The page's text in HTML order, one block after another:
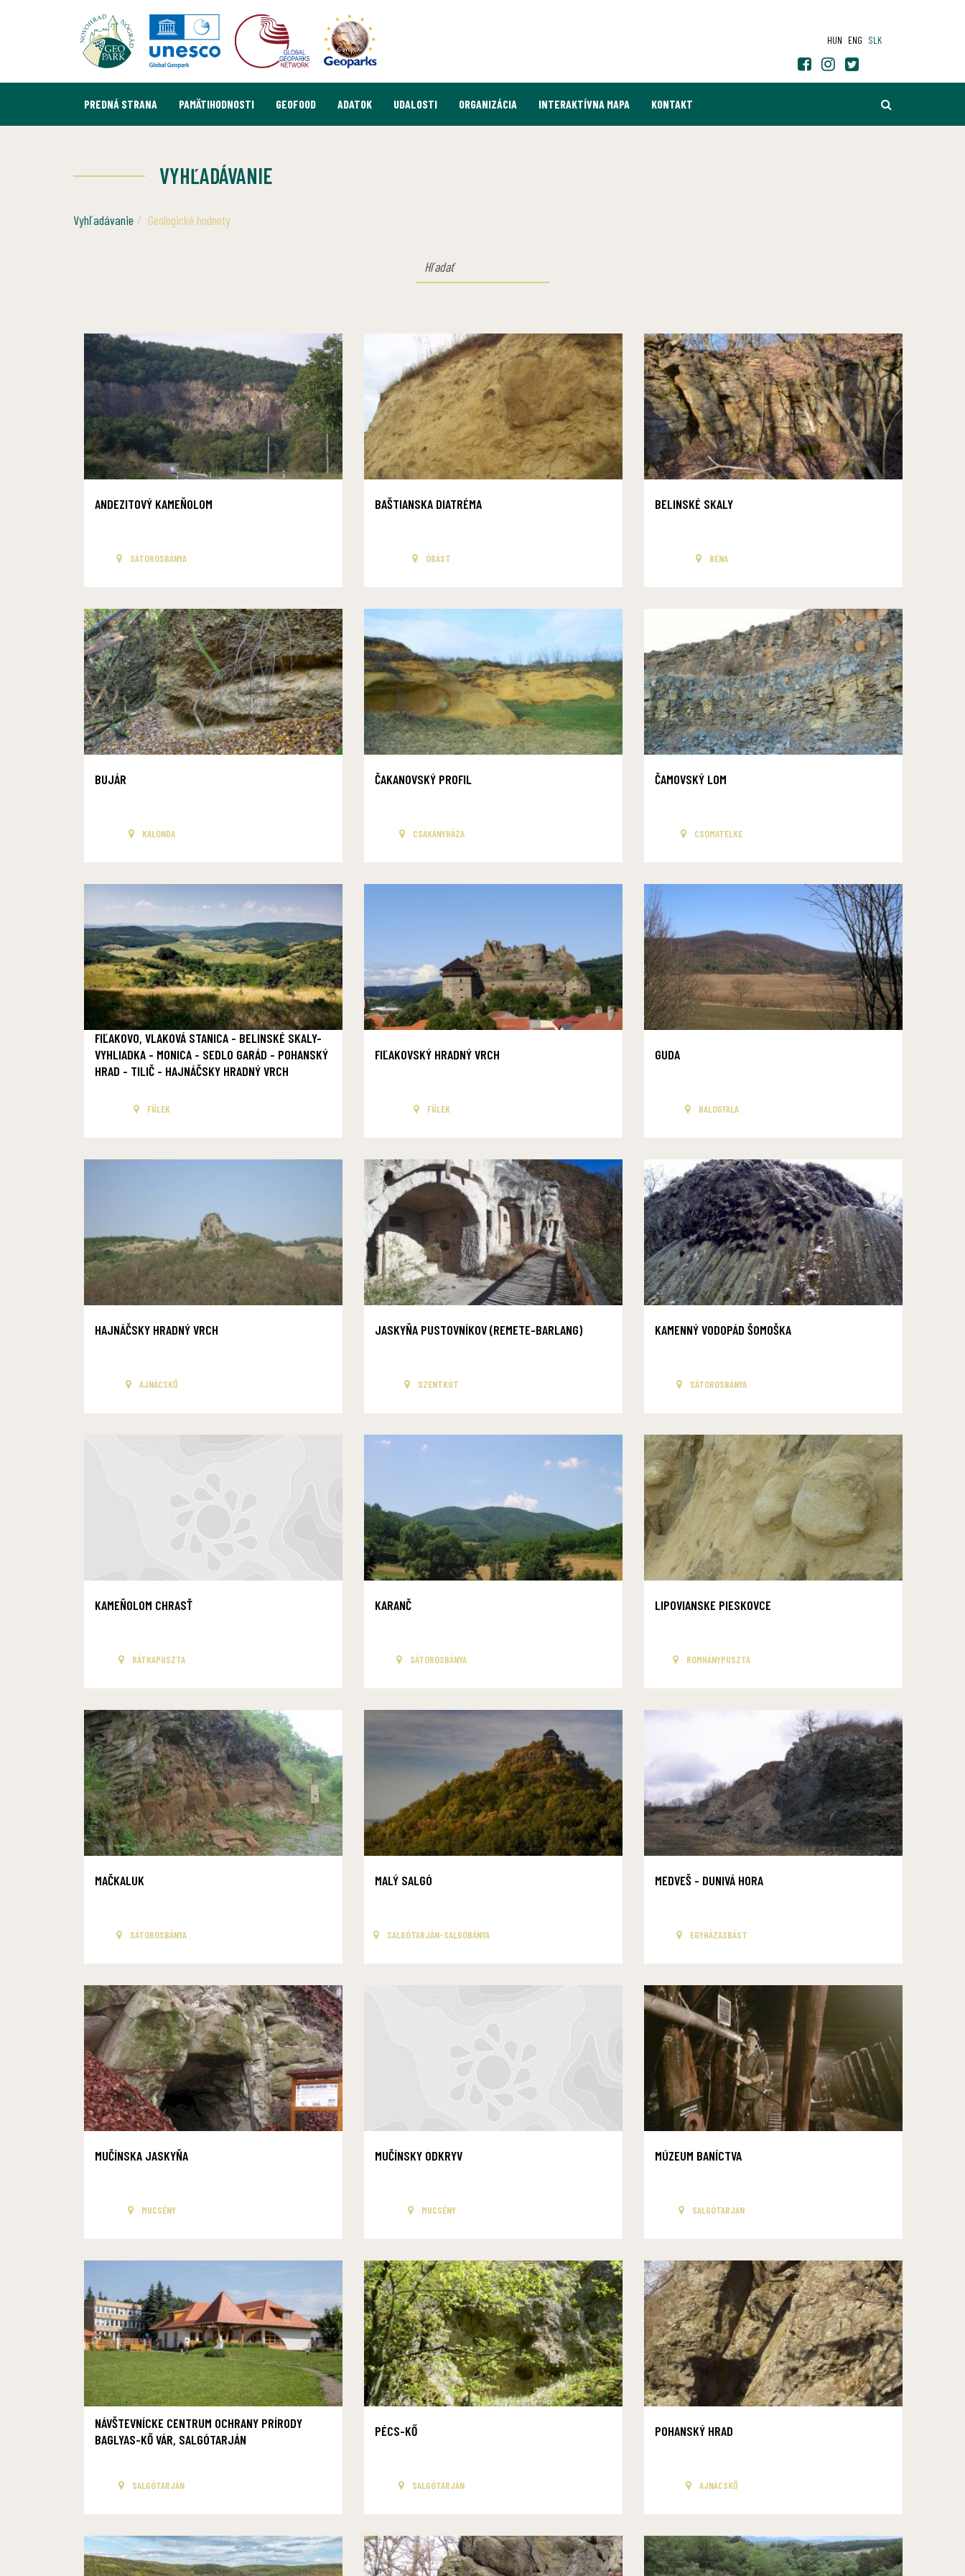
HUN ENG SLK
PREDNÁ STRANA PAMÄTIHODNOSTI GEOFOOD ADATOK UDALOSTI ORGANIZÁCIA INTERAKTÍVNA MAPA KONTAKT
VYHĽADÁVANIE
Vyhľadávanie Geologické hodnoty
ANDEZITOVÝ KAMEŇOLOM
SÁTOROSBÁNYA
BAŠTIANSKA DIATRÉMA
ÓBÁST
BELINSKÉ SKALY
BÉNA
BUJÁR
KALONDA
ČAKANOVSKÝ PROFIL
CSÁKÁNYHÁZA
ČAMOVSKÝ LOM
CSOMATELKE
FIĽAKOVO, VLAKOVÁ STANICA - BELINSKÉ SKALY-
VYHLIADKA - MONICA - SEDLO GARÁD - POHANSKÝ
HRAD - TILIČ - HAJNÁČSKY HRADNÝ VRCH
FÜLEK
FIĽAKOVSKÝ HRADNÝ VRCH
FÜLEK
GUDA
BALOGFALA
HAJNÁČSKY HRADNÝ VRCH
AJNÁCSKŐ
JASKYŇA PUSTOVNÍKOV (REMETE-BARLANG)
SZENTKÚT
KAMENNÝ VODOPÁD ŠOMOŠKA
SÁTOROSBÁNYA
KAMEŇOLOM CHRASŤ
RÁTKAPUSZTA
KARANČ
SÁTOROSBÁNYA
LIPOVIANSKE PIESKOVCE
ROMHÁNYPUSZTA
MAČKALUK
SÁTOROSBÁNYA
MALÝ SALGÓ
SALGÓTARJÁN-SALGÓBÁNYA
MEDVEŠ - DUNIVÁ HORA
EGYHÁZASBÁST
MUČÍNSKA JASKYŇA
MUCSÉNY
MUČÍNSKY ODKRYV
MUCSÉNY
MÚZEUM BANÍCTVA
SALGÓTARJÁN
NÁVŠTEVNÍCKE CENTRUM OCHRANY PRÍRODY
BAGLYAS-KŐ VÁR, SALGÓTARJÁN
SALGÓTARJÁN
PÉCS-KŐ
SALGÓTARJÁN
POHANSKÝ HRAD
AJNÁCSKŐ